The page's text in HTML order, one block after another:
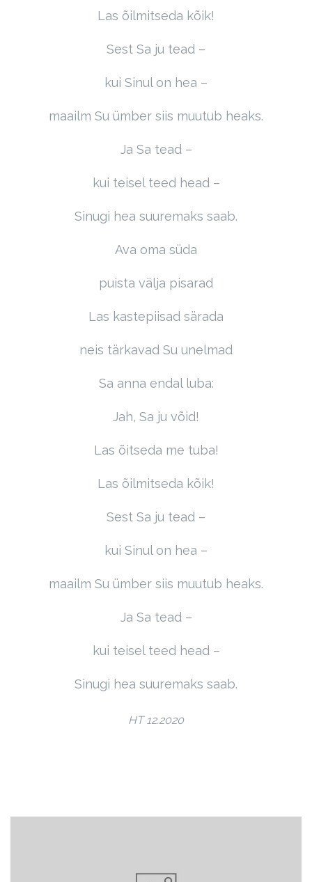
Las õilmitseda kõik!
Sest Sa ju tead –
kui Sinul on hea –
maailm Su ümber siis muutub heaks.
Ja Sa tead –
kui teisel teed head –
Sinugi hea suuremaks saab.
Ava oma süda
puista välja pisarad
Las kastepiisad särada
neis tärkavad Su unelmad
Sa anna endal luba:
Jah, Sa ju võid!
Las õitseda me tuba!
Las õilmitseda kõik!
Sest Sa ju tead –
kui Sinul on hea –
maailm Su ümber siis muutub heaks.
Ja Sa tead –
kui teisel teed head –
Sinugi hea suuremaks saab.
HT 12.2020